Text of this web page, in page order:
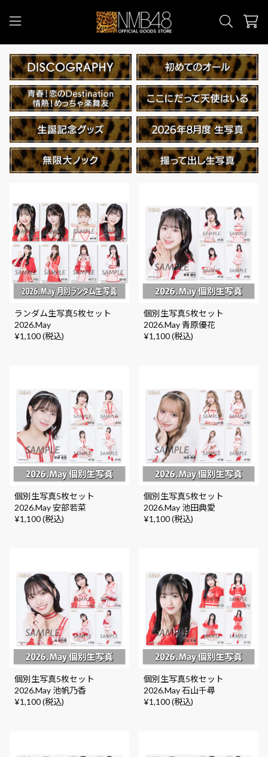
ランダム生写真5枚セット
2026.May
¥1,100 (税込)
個別生写真5枚セット
2026.May 青原優花
¥1,100 (税込)
個別生写真5枚セット
2026.May 安部若菜
¥1,100 (税込)
個別生写真5枚セット
2026.May 池田典愛
¥1,100 (税込)
個別生写真5枚セット
2026.May 池帆乃香
¥1,100 (税込)
個別生写真5枚セット
2026.May 石山千尋
¥1,100 (税込)